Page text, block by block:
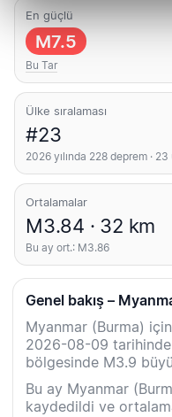
En güçlü
M7.5
Bu Tar
Ülke sıralaması
#23
2026 yılında 228 deprem ·
Ortalamalar
M3.84 · 32 km
Bu ay ort.: M3.86
Genel bakış –
Myanmar (Burma)
2026-08-09 tarihinde
bölgesinde M3.9
Bu ay Myanmar
kaydedildi ve